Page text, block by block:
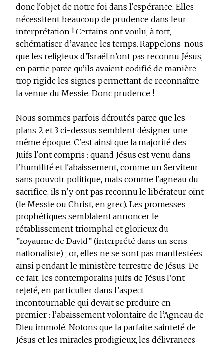
donc l'objet de notre foi dans l'espérance. Elles
nécessitent beaucoup de prudence dans leur
interprétation ! Certains ont voulu, à tort,
schématiser d’avance les temps. Rappelons-nous
que les religieux d’Israël n’ont pas reconnu Jésus,
en partie parce qu’ils avaient codifié de manière
trop rigide les signes permettant de reconnaître
la venue du Messie. Donc prudence !
Nous sommes parfois déroutés parce que les
plans 2 et 3 ci-dessus semblent désigner une
même époque. C'est ainsi que la majorité des
Juifs l'ont compris : quand Jésus est venu dans
l’humilité et l'abaissement, comme un Serviteur
sans pouvoir politique, mais comme l'agneau du
sacrifice, ils n'y ont pas reconnu le libérateur oint
(le Messie ou Christ, en grec). Les promesses
prophétiques semblaient annoncer le
rétablissement triomphal et glorieux du
”royaume de David” (interprété dans un sens
nationaliste) ; or, elles ne se sont pas manifestées
ainsi pendant le ministère terrestre de Jésus. De
ce fait, les contemporains juifs de Jésus l’ont
rejeté, en particulier dans l’aspect
incontournable qui devait se produire en
premier : l’abaissement volontaire de l’Agneau de
Dieu immolé. Notons que la parfaite sainteté de
Jésus et les miracles prodigieux, les délivrances